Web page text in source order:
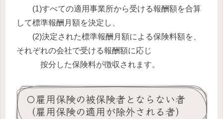
(1)すべての適用事業所から受ける報酬額を合算
して標準報酬月額を決定し、
(2)決定された標準報酬月額による保険料額を、
それぞれの会社で受ける報酬額に応じ
按分した保険料が徴収されます。
〇雇用保険の被保険者とならない者
（雇用保険の適用が除外される者）